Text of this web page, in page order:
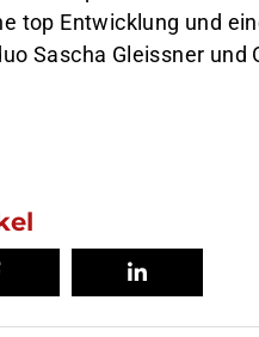
top Entwicklung und
Sascha Gleissner und